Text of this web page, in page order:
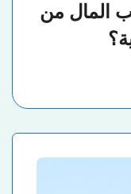
المال من